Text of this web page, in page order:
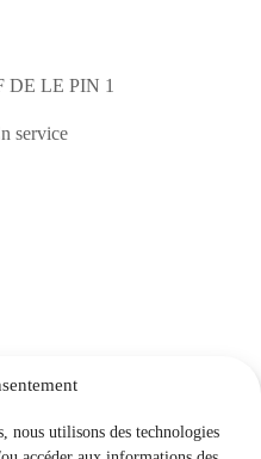
nous utilisons des technologies
LE PIN 1
service